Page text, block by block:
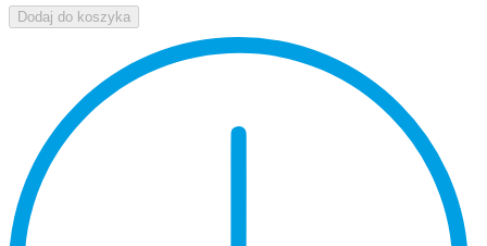
Dodaj do koszyka